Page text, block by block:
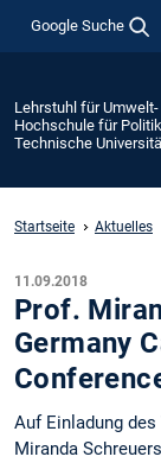
Google Suche
Lehrstuhl für
Hochschule für
Technische
Startseite Aktuelles
11.09.2018
Prof.
Germany
Auf Einladung
Miranda